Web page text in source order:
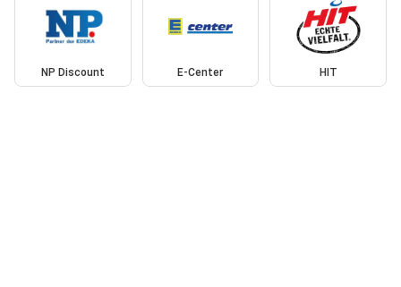
NP Discount E-Center HIT